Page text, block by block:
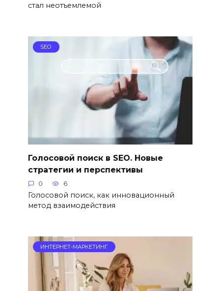
стал неотъемлемой
SEO
Голосовой поиск в SEO. Новые
стратегии и перспективы
0 6
Голосовой поиск, как инновационный
метод взаимодействия
ИНТЕРНЕТ-МАРКЕТИНГ